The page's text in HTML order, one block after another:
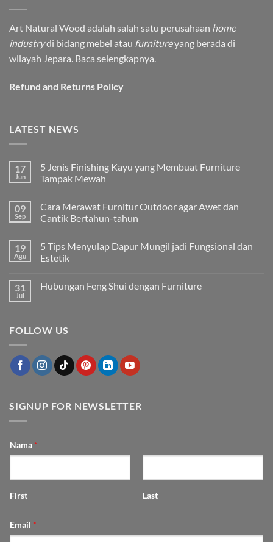
Art Natural Wood adalah salah satu perusahaan home
industrydi bidang mebel atau furnitureyang berada di
wilayah Jepara. Baca selengkapnya.
Refund and Returns Policy
LATEST NEWS
17
Jun
5 Jenis Finishing Kayu yang Membuat Furniture
Tampak Mewah
komentar
pada
5
Kayu
yang
Membuat
Mewah
09
Sep
Cara Merawat Furnitur Outdoor agar Awet dan
Cantik Bertahun-tahun
komentar
pada
Cara
Outdoor
tahun
19
Agu
5 Tips Menyulap Dapur Mungil jadi Fungsional dan
Estetik
komentar
Mungil
dan
Estetik
31
Jul
Hubungan Feng Shui dengan Furniture
Hubungan
Furniture
FOLLOW US
SIGNUP FOR NEWSLETTER
Nama *
First Last
Email *